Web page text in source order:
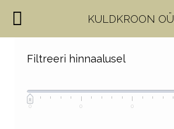
Filtreeri hinnaalusel
0 0 0
KULDKROON OÜ